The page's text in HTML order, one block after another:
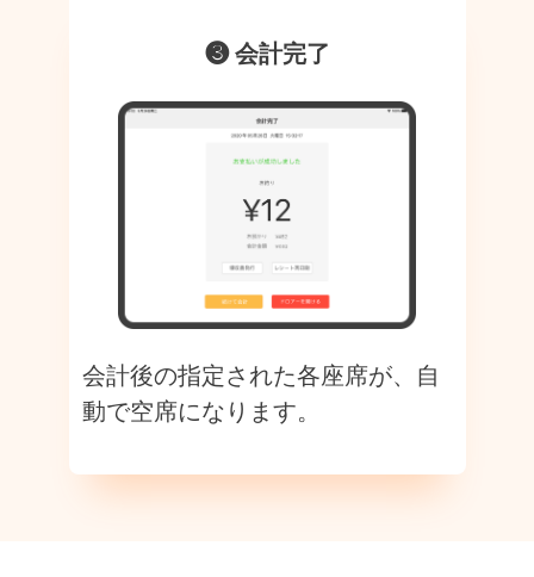
❸ 会計完了
会計後の指定された各座席が、自
動で空席になります。